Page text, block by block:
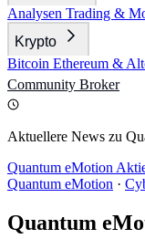
Analysen Trading &
Krypto
Bitcoin Ethereum &
Community Broker
Aktuellere News zu
Quantum eMotion
Quantum eMotion ·
Quantum